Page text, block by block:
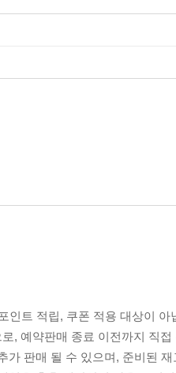
인트 적립, 쿠폰 적용 대상이 아
, 예약판매 종료 이전까지 직접
판매 될 수 있으며, 준비된